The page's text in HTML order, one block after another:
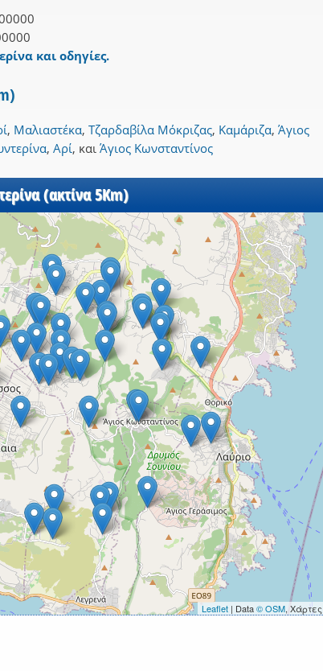
και οδηγίες.
, Μαλιαστέκα, Τζαρδαβίλα Μόκριζας, Καμάριζα, Άγιος
, Αρί, και Άγιος Κωνσταντίνος
(ακτίνα 5Km)
Leaflet| Data© OSM, Χάρτες